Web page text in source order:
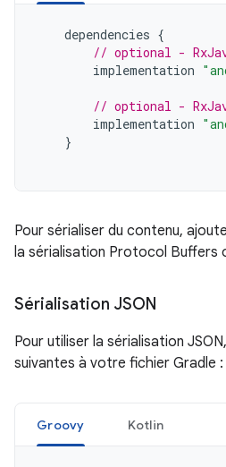
dependencies {
// optional -
implementation
// optional -
implementation
}
Pour sérialiser du contenu,
la sérialisation Protocol Buffers
Sérialisation JSON
Pour utiliser la sérialisation
suivantes à votre fichier Gradle :
Groovy Kotlin